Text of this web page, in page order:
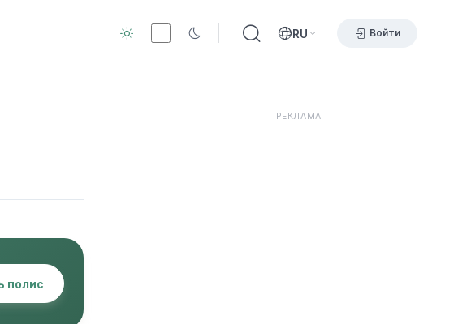
RU Войти
полис
РЕКЛАМА